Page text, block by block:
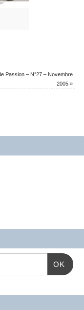
Passion – N°27 – Novembre
2005»
OK